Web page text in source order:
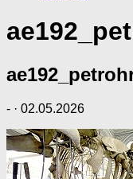
- · 02.05.2026